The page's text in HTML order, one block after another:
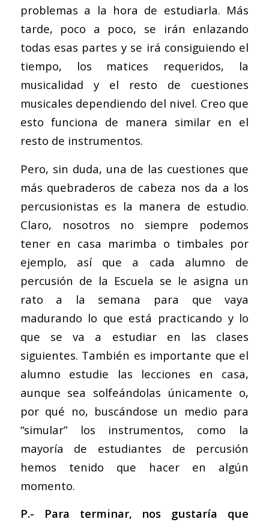
problemas a la hora de estudiarla. Más
tarde, poco a poco, se irán enlazando
todas esas partes y se irá consiguiendo el
tiempo, los matices requeridos, la
musicalidad y el resto de cuestiones
musicales dependiendo del nivel. Creo que
esto funciona de manera similar en el
resto de instrumentos.
Pero, sin duda, una de las cuestiones que
más quebraderos de cabeza nos da a los
percusionistas es la manera de estudio.
Claro, nosotros no siempre podemos
tener en casa marimba o timbales por
ejemplo, así que a cada alumno de
percusión de la Escuela se le asigna un
rato a la semana para que vaya
madurando lo que está practicando y lo
que se va a estudiar en las clases
siguientes. También es importante que el
alumno estudie las lecciones en casa,
aunque sea solfeándolas únicamente o,
por qué no, buscándose un medio para
“simular” los instrumentos, como la
mayoría de estudiantes de percusión
hemos tenido que hacer en algún
momento.
P.- Para terminar, nos gustaría que